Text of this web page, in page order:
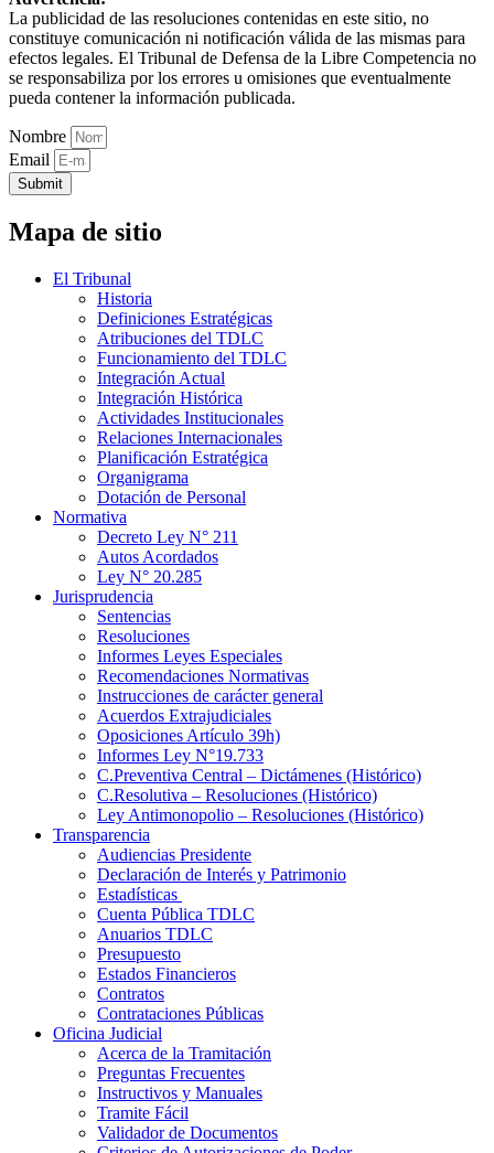
La publicidad de las resoluciones contenidas en este sitio, no
constituye comunicación ni notificación válida de las mismas para
efectos legales. El Tribunal de Defensa de la Libre Competencia no
se responsabiliza por los errores u omisiones que eventualmente
pueda contener la información publicada.
Nombre
Email
Submit
Mapa de sitio
El Tribunal
Historia
Definiciones Estratégicas
Atribuciones del TDLC
Funcionamiento del TDLC
Integración Actual
Integración Histórica
Actividades Institucionales
Relaciones Internacionales
Planificación Estratégica
Organigrama
Dotación de Personal
Normativa
Decreto Ley N° 211
Autos Acordados
Ley N° 20.285
Jurisprudencia
Sentencias
Resoluciones
Informes Leyes Especiales
Recomendaciones Normativas
Instrucciones de carácter general
Acuerdos Extrajudiciales
Oposiciones Artículo 39h)
Informes Ley N°19.733
C.Preventiva Central – Dictámenes (Histórico)
C.Resolutiva – Resoluciones (Histórico)
Ley Antimonopolio – Resoluciones (Histórico)
Transparencia
Audiencias Presidente
Declaración de Interés y Patrimonio
Estadísticas
Cuenta Pública TDLC
Anuarios TDLC
Presupuesto
Estados Financieros
Contratos
Contrataciones Públicas
Oficina Judicial
Acerca de la Tramitación
Preguntas Frecuentes
Instructivos y Manuales
Tramite Fácil
Validador de Documentos